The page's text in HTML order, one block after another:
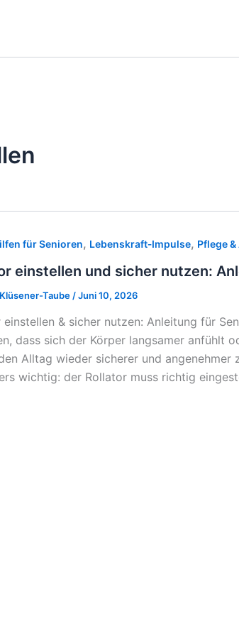
für Senioren, Lebenskraft‑Impulse, Pflege
einstellen und sicher nutzen:
Taube /Juni 10, 2026
einstellen & sicher nutzen: Anleitung für
dass sich der Körper langsamer anfühlt
Alltag wieder sicherer und
wichtig: der Rollator muss richtig